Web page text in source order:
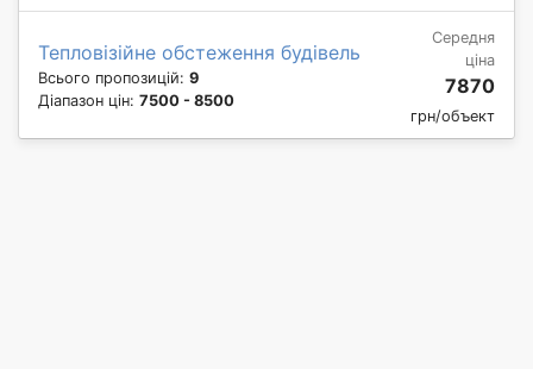
Тепловізійне обстеження будівель
Всього пропозицій: 9
Діапазон цін: 7500 - 8500
Середня
ціна
7870
грн/объект